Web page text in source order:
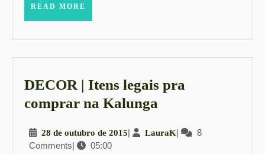
READ MORE
DECOR | Itens legais pra
comprar na Kalunga
Itens
28 de outubro de 201528
| LauraKLauraK
|
8
Comments| 05:00